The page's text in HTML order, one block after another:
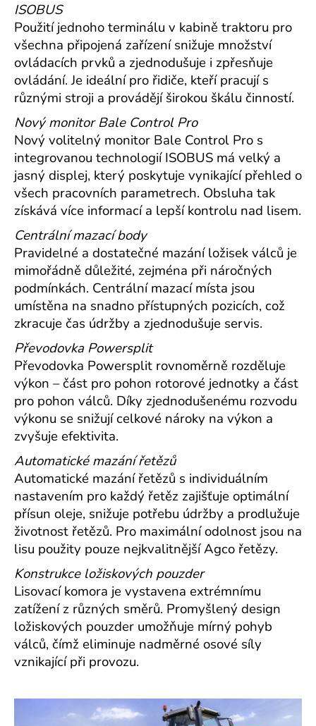
ISOBUS
Použití jednoho terminálu v kabině traktoru pro
všechna připojená zařízení snižuje množství
ovládacích prvků a zjednodušuje i zpřesňuje
ovládání. Je ideální pro řidiče, kteří pracují s
různými stroji a provádějí širokou škálu činností.
Nový monitor Bale Control Pro
Nový volitelný monitor Bale Control Pro s
integrovanou technologií ISOBUS má velký a
jasný displej, který poskytuje vynikající přehled o
všech pracovních parametrech. Obsluha tak
získává více informací a lepší kontrolu nad lisem.
Centrální mazací body
Pravidelné a dostatečné mazání ložisek válců je
mimořádně důležité, zejména při náročných
podmínkách. Centrální mazací místa jsou
umístěna na snadno přístupných pozicích, což
zkracuje čas údržby a zjednodušuje servis.
Převodovka Powersplit
Převodovka Powersplit rovnoměrně rozděluje
výkon – část pro pohon rotorové jednotky a část
pro pohon válců. Díky zjednodušenému rozvodu
výkonu se snižují celkové nároky na výkon a
zvyšuje efektivita.
Automatické mazání řetězů
Automatické mazání řetězů s individuálním
nastavením pro každý řetěz zajišťuje optimální
přísun oleje, snižuje potřebu údržby a prodlužuje
životnost řetězů. Pro maximální odolnost jsou na
lisu použity pouze nejkvalitnější Agco řetězy.
Konstrukce ložiskových pouzder
Lisovací komora je vystavena extrémnímu
zatížení z různých směrů. Promyšlený design
ložiskových pouzder umožňuje mírný pohyb
válců, čímž eliminuje nadměrné osové síly
vznikající při provozu.